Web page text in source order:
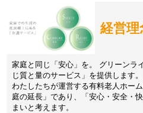
経営理
家庭と同じ「安心」を。 グリーンラ
じ質と量のサービス」を提供します。
わたしたちが運営する有料老人ホー
庭の延長」であり、「安心・安全・
まいと考えます。